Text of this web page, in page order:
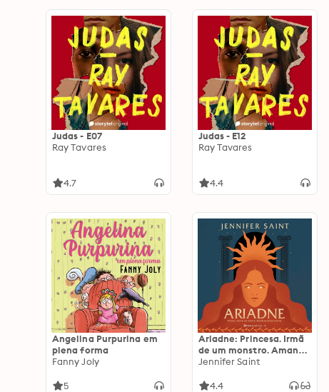
Judas - E07
Ray Tavares
4.7
Judas - E12
Ray Tavares
4.4
Angelina Purpurina em
plena forma
Fanny Joly
5
Ariadne: Princesa. Irmã
de um monstro. Amante
de deuses e heróis.
Jennifer Saint
4.4